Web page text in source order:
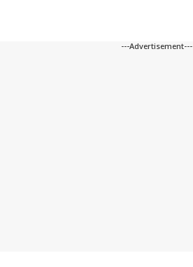
---Advertisement---